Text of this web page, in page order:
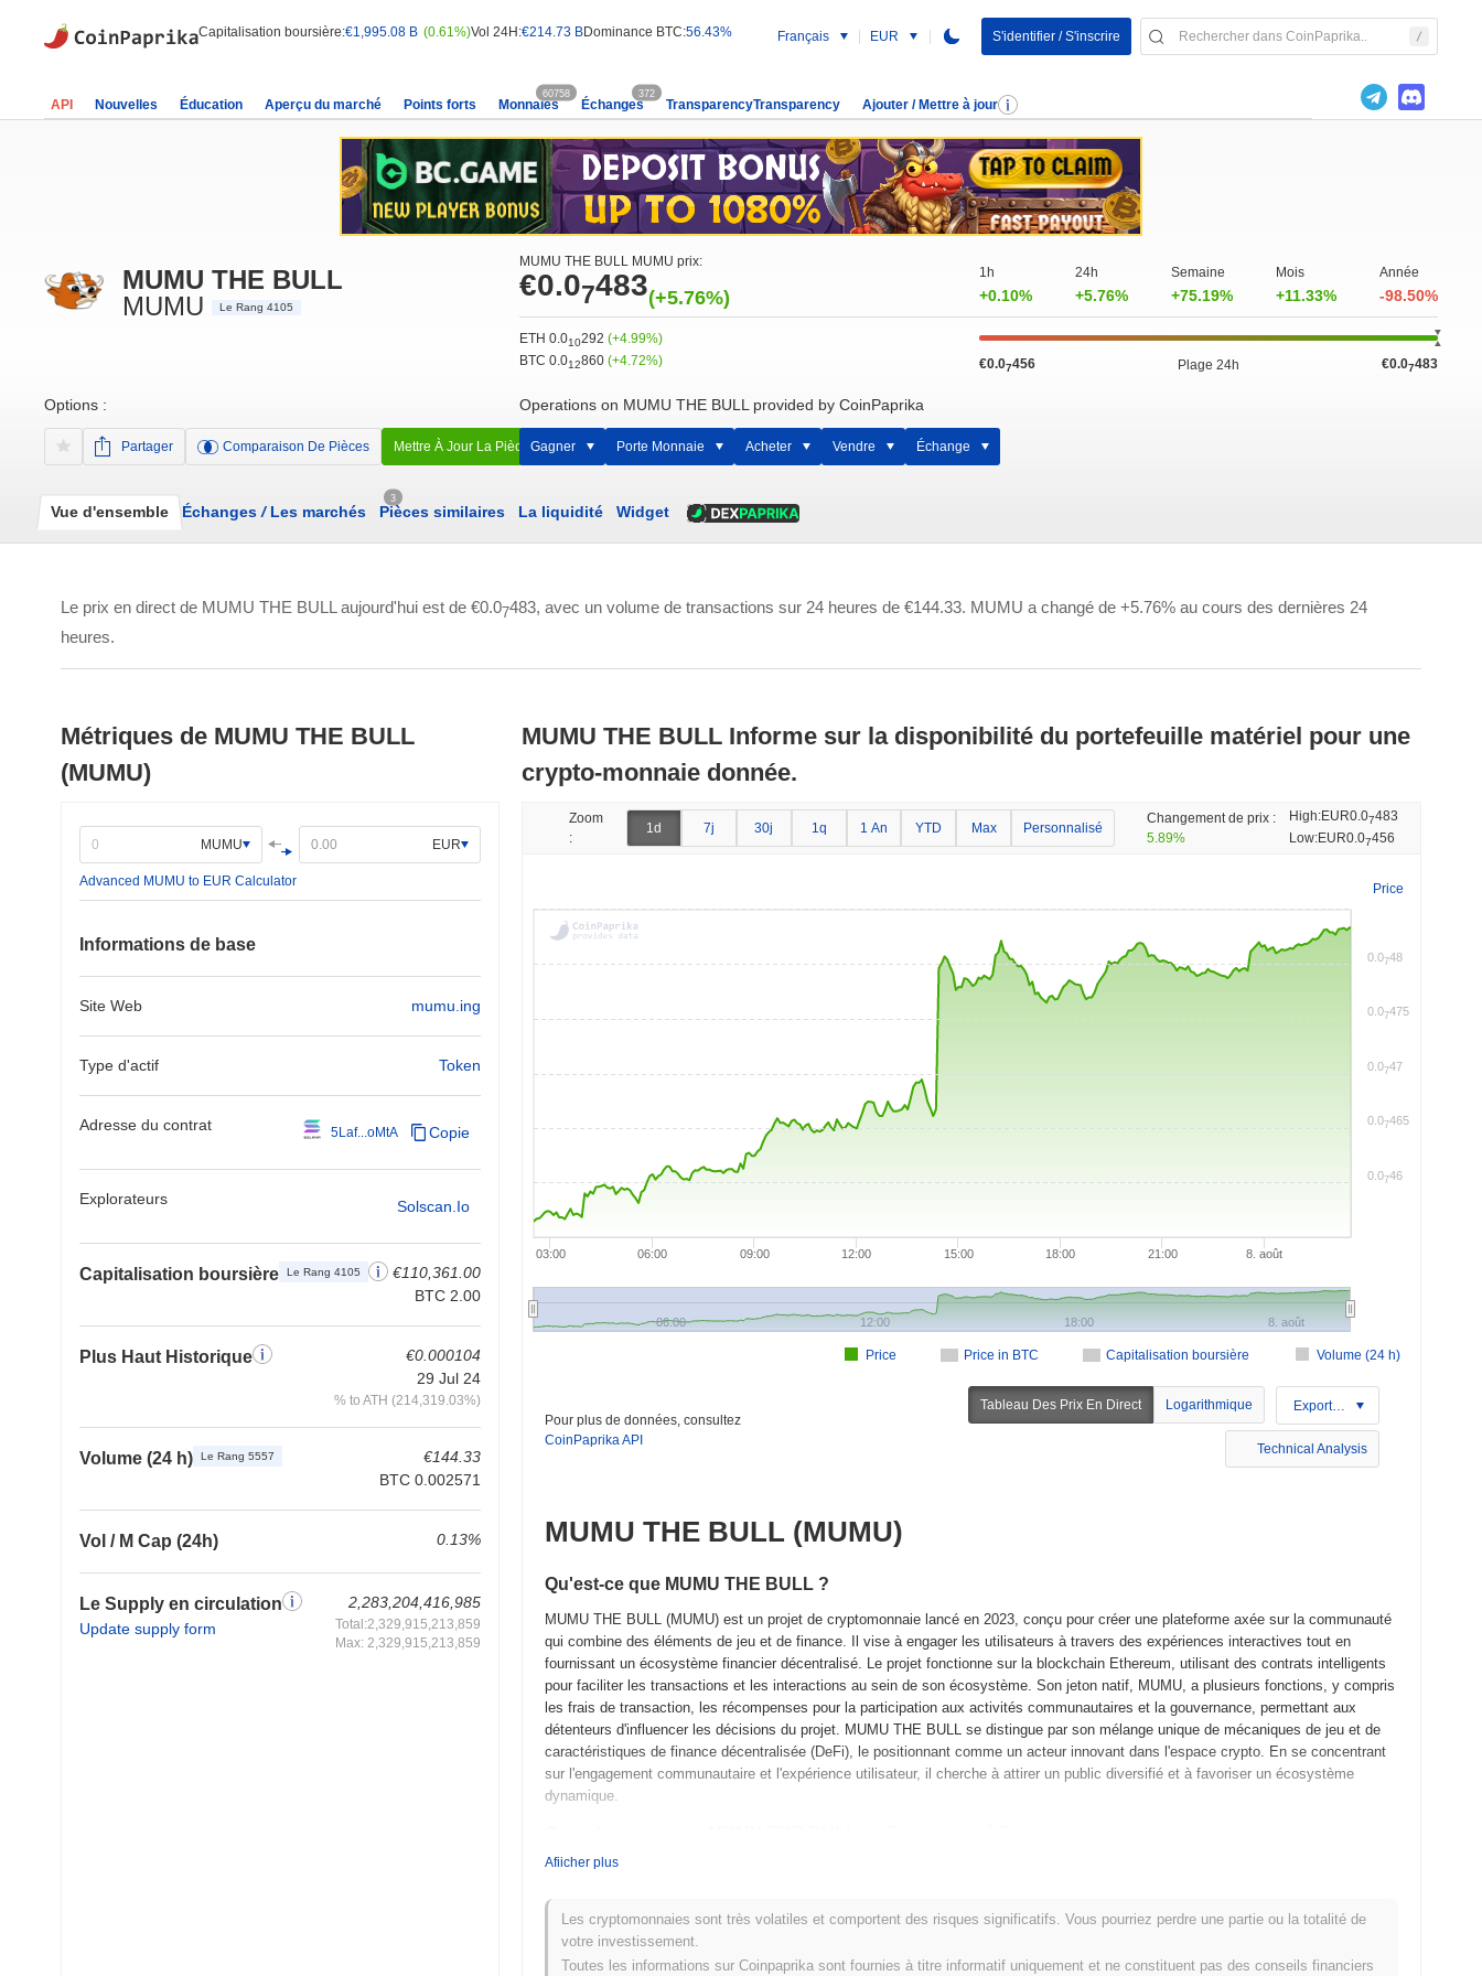
Capitalisation boursière:€1,995.08 B (0.61%)Vol 24H:€214.73 BDominance BTC:56.43% Français EUR S'identifier / S'inscrire
API Nouvelles Éducation Aperçu du marché Points forts Monnaies
60758
Échanges
372
TransparencyTransparency Ajouter / Mettre à jour
MUMU THE BULL
MUMU
Le Rang 4105
Options :
Partager Comparaison De Pièces Mettre À Jour La Pièce
MUMU THE BULL MUMU prix:
€0.07483(+5.76%)
1h
+0.10%
24h
+5.76%
Semaine
+75.19%
Mois
+11.33%
Année
-98.50%
ETH 0.010292(+4.99%)
BTC 0.012860(+4.72%) €0.07456 Plage 24h €0.07483
Operations on MUMU THE BULL provided by CoinPaprika
Gagner Porte Monnaie Acheter Vendre Échange
Vue d'ensemble Échanges /Les marchés
3
Pièces similaires La liquidité Widget
Le prix en direct de MUMU THE BULL aujourd'hui est de €0.07483, avec un volume de transactions sur 24 heures de €144.33. MUMU a changé de +5.76% au cours des dernières 24
heures.
Métriques de MUMU THE BULL
(MUMU)
MUMU EUR
Advanced MUMU to EUR Calculator
Informations de base
Site Web mumu.ing
Type d'actif Token
Adresse du contrat 5Laf...oMtA Copie
Explorateurs Solscan.io
Capitalisation boursière Le Rang 4105
€110,361.00
BTC 2.00
Plus Haut Historique
€0.000104
29 Jul 24
% to ATH (214,319.03%)
Volume (24 h) Le Rang 5557
€144.33
BTC 0.002571
Vol / M Cap (24h) 0.13%
Le Supply en circulation
Update supply form
2,283,204,416,985
Total:2,329,915,213,859
Max: 2,329,915,213,859
MUMU THE BULL Informe sur la disponibilité du portefeuille matériel pour une
crypto-monnaie donnée.
Zoom
:
1d 7j 30j 1q 1 An YTD Max Personnalisé
Changement de prix :
5.89%
High:EUR0.07483
Low:EUR0.07456
Price
Price in BTC Capitalisation boursière Volume (24 h)
Price
03:00 06:00 09:00 12:00 15:00 18:00 21:00 8. août
06:00 12:00 18:00 8. août
0.0746
0.07465
0.0747
0.07475
0.0748
Pour plus de données, consultez
CoinPaprika API
Tableau Des Prix En Direct Logarithmique Exportation
Technical Analysis
MUMU THE BULL (MUMU)
Qu'est-ce que MUMU THE BULL ?
MUMU THE BULL (MUMU) est un projet de cryptomonnaie lancé en 2023, conçu pour créer une plateforme axée sur la communauté
qui combine des éléments de jeu et de finance. Il vise à engager les utilisateurs à travers des expériences interactives tout en
fournissant un écosystème financier décentralisé. Le projet fonctionne sur la blockchain Ethereum, utilisant des contrats intelligents
pour faciliter les transactions et les interactions au sein de son écosystème. Son jeton natif, MUMU, a plusieurs fonctions, y compris
les frais de transaction, les récompenses pour la participation aux activités communautaires et la gouvernance, permettant aux
détenteurs d'influencer les décisions du projet. MUMU THE BULL se distingue par son mélange unique de mécaniques de jeu et de
caractéristiques de finance décentralisée (DeFi), le positionnant comme un acteur innovant dans l'espace crypto. En se concentrant
sur l'engagement communautaire et l'expérience utilisateur, il cherche à attirer un public diversifié et à favoriser un écosystème
dynamique.
MUMU THE BULL a vu le jour en mars 2022 lorsque l'équipe fondatrice a publié son livre blanc, décrivant la vision et le cadre
avec la plateforme et de fournir des retours. Après des tests réussis, le mainnet a été lancé en septembre 2022, marquant son entrée
officielle sur le marché. Le développement initial s'est concentré sur la création d'un écosystème robuste qui soutient les applications
de finance décentralisée (DeFi) et l'engagement communautaire. La distribution initiale du jeton a eu lieu par le biais d'un modèle de
Afiicher plus
Les cryptomonnaies sont très volatiles et comportent des risques significatifs. Vous pourriez perdre une partie ou la totalité de
votre investissement.
Toutes les informations sur Coinpaprika sont fournies à titre informatif uniquement et ne constituent pas des conseils financiers